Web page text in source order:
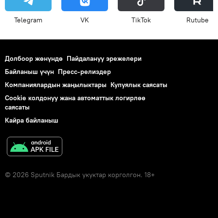
Telegram VK ТikТоk Rutube
Долбоор жөнүндө Пайдалануу эрежелери
Байланыш үчүн Пресс-релиздер
Компаниялардын жаңылыктары Купуялык саясаты
Cookie колдонуу жана автоматтык логирлөө
саясаты
Кайра байланыш
© 2026 Sputnik Бардык укуктар корголгон. 18+